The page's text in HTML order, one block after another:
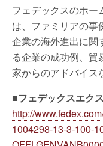
フェデックスのホー
は、ファミリアの事
企業の海外進出に関
る企業の成功例、
家からのアドバイス
■フェデックスエク
http://
1004298-13-3-100-